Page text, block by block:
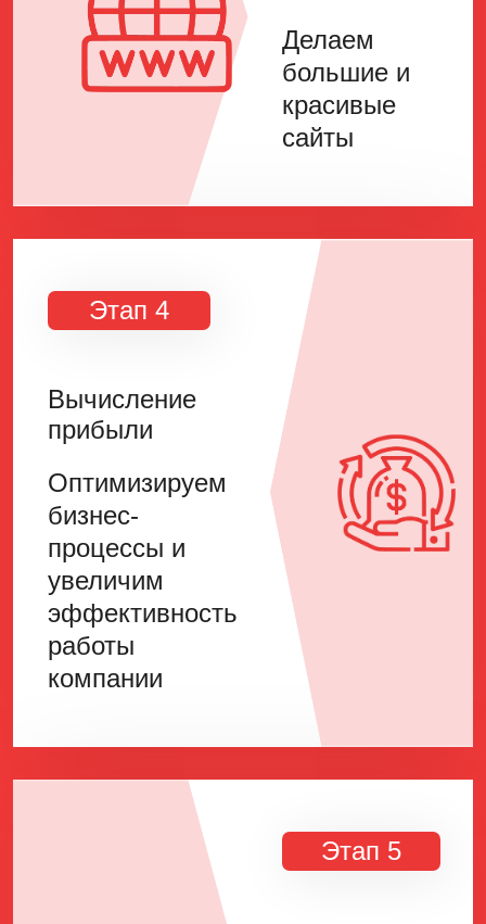
Делаем
большие и
красивые
сайты
Этап 4
Вычисление
прибыли
Оптимизируем
бизнес-
процессы и
увеличим
эффективность
работы
компании
Этап 5